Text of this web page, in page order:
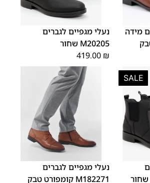
מידה
40
41
42
43
44
נעלי מגפיים לגברים
M20205 שחור
419.00 ₪
SALE
40
42
43
44
46
נעלי מגפיים לגברים
M182271 קומפורט טבק